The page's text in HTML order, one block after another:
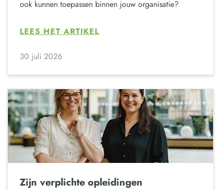
ook kunnen toepassen binnen jouw organisatie?
LEES HET ARTIKEL
30 juli 2026
Zijn verplichte opleidingen